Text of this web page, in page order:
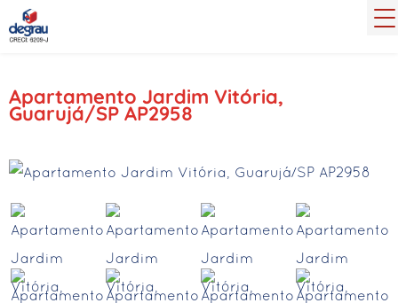
Apartamento Jardim Vitória,
Guarujá/SP AP2958